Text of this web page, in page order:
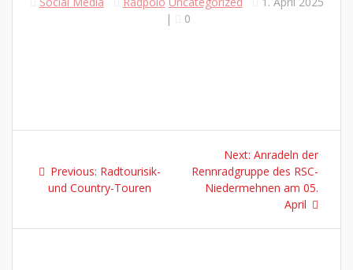
|
0
Previous: Radtourisik-
und Country-Touren
Next: Anradeln der
Rennradgruppe des RSC-
Niedermehnen am 05.
April